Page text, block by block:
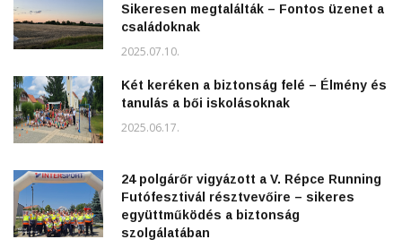
Sikeresen megtalálták – Fontos üzenet a
családoknak
2025.07.10.
Két keréken a biztonság felé – Élmény és
tanulás a bői iskolásoknak
2025.06.17.
24 polgárőr vigyázott a V. Répce Running
Futófesztivál résztvevőire – sikeres
együttműködés a biztonság
szolgálatában